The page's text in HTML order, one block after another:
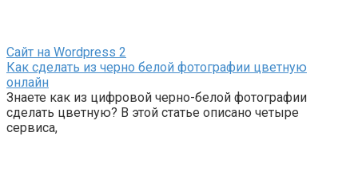
Сайт на Wordpress 2
Как сделать из черно белой фотографии цветную
онлайн
Знаете как из цифровой черно-белой фотографии
сделать цветную? В этой статье описано четыре
сервиса,